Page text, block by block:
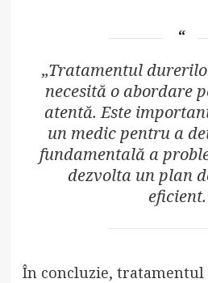
„Tratamentul
necesită o abordare
atentă. Este
un medic pentru a
fundamentală a
dezvolta un plan
În concluzie,